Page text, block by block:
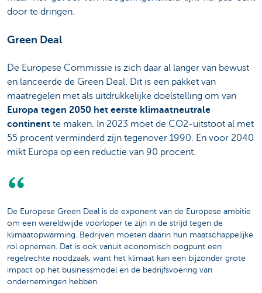
door te dringen.
Green Deal
De Europese Commissie is zich daar al langer van bewust
en lanceerde de Green Deal. Dit is een pakket van
maatregelen met als uitdrukkelijke doelstelling om van
Europa tegen 2050 het eerste klimaatneutrale
continent te maken. In 2023 moet de CO2-uitstoot al met
55 procent verminderd zijn tegenover 1990. En voor 2040
mikt Europa op een reductie van 90 procent.
De Europese Green Deal is de exponent van de Europese ambitie
om een wereldwijde voorloper te zijn in de strijd tegen de
klimaatopwarming. Bedrijven moeten daarin hun maatschappelijke
rol opnemen. Dat is ook vanuit economisch oogpunt een
regelrechte noodzaak, want het klimaat kan een bijzonder grote
impact op het businessmodel en de bedrijfsvoering van
ondernemingen hebben.